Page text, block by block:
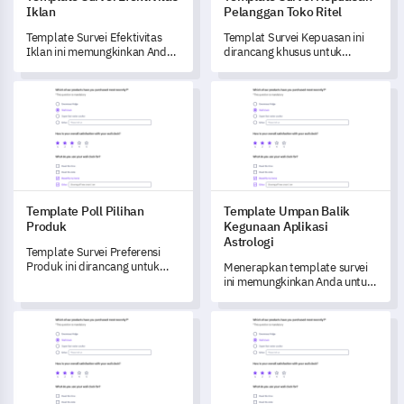
Iklan
Template Survei Efektivitas
Iklan ini memungkinkan Anda
memahami dampak dari
upaya iklan Anda, membantu
Anda mengidentifikasi area
yang perlu ditingkatkan.
Pelanggan Toko Ritel
Templat Survei Kepuasan ini
dirancang khusus untuk
mendapatkan pemahaman
mendalam tentang
pengalaman pelanggan Anda
di dalam toko, memungkinkan
Anda untuk mengubah dan
meningkatkan pengalaman
berbelanja.
Template Poll Pilihan Produk
Template Poll Pilihan
Produk
Template Survei Preferensi
Produk ini dirancang untuk
mendalam tentang
pengalaman dan preferensi
pengguna Anda.
Template Umpan Balik
Template Umpan Balik
Kegunaan Aplikasi
Astrologi
Menerapkan template survei
ini memungkinkan Anda untuk
penting tentang keterlibatan
dan pengalaman pengguna di
Aplikasi Astrologi Anda.
Templat survei pengalaman merekTemplate Evaluasi Pengajar